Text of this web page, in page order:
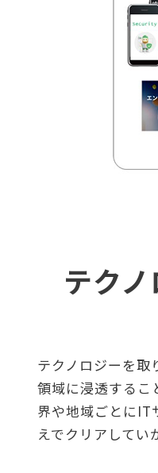
テク
テクノロジーを取
領域に浸透するこ
界や地域ごとにIT
えでクリアしてい